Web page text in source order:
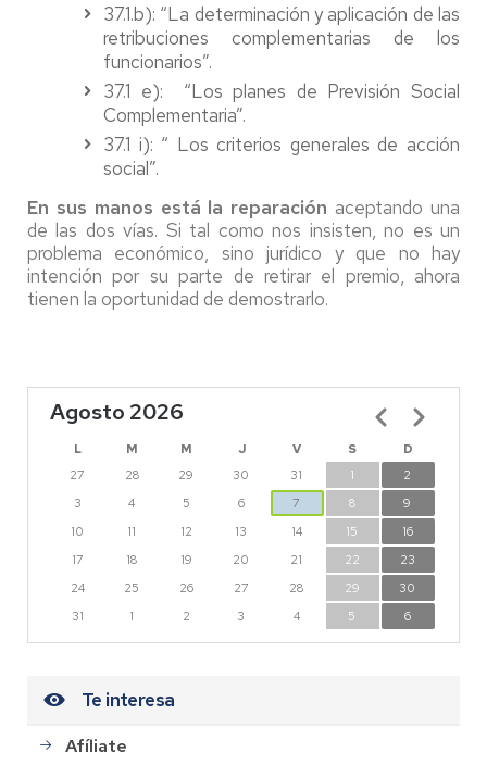
37.1.b): “La determinación y aplicación de las
retribuciones complementarias de los
funcionarios”.
37.1 e): “Los planes de Previsión Social
Complementaria”.
37.1 i): “ Los criterios generales de acción
social”.
En sus manos está la reparación aceptando una
de las dos vías. Si tal como nos insisten, no es un
problema económico, sino jurídico y que no hay
intención por su parte de retirar el premio, ahora
tienen la oportunidad de demostrarlo.
Agosto 2026
L M M J V S
D
27
28 29 30 31 1
2
3
4 5 6 7 8
9
10
11 12 13 14 15
16
17
18 19 20 21 22
23
24
25 26 27 28 29
30
31
1 2 3 4 5 6
Paginación
Te interesa
Afíliate